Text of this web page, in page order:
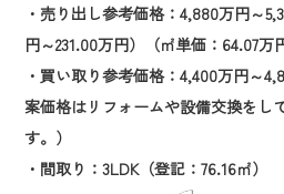
・売り出し参考価格：4,880万円～
円～231.00万円）（㎡単価：64.07万
・買い取り参考価格：4,400万円～
案価格はリフォームや設備交換をし
す。）
・間取り：3LDK（登記：76.16㎡）